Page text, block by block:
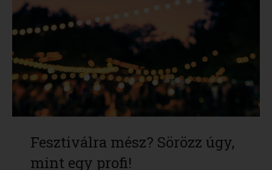
Fesztiválra mész? Sörözz úgy,
mint egy profi!